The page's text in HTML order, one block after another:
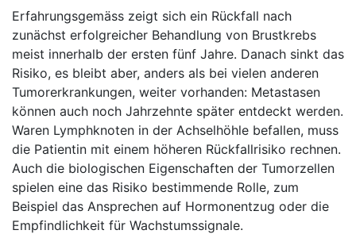
Erfahrungsgemäss zeigt sich ein Rückfall nach
zunächst erfolgreicher Behandlung von Brustkrebs
meist innerhalb der ersten fünf Jahre. Danach sinkt das
Risiko, es bleibt aber, anders als bei vielen anderen
Tumorerkrankungen, weiter vorhanden: Metastasen
können auch noch Jahrzehnte später entdeckt werden.
Waren Lymphknoten in der Achselhöhle befallen, muss
die Patientin mit einem höheren Rückfallrisiko rechnen.
Auch die biologischen Eigenschaften der Tumorzellen
spielen eine das Risiko bestimmende Rolle, zum
Beispiel das Ansprechen auf Hormonentzug oder die
Empfindlichkeit für Wachstumssignale.